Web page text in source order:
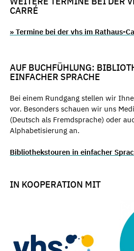
CARRÉ
» Termine bei der vhs im Rathaus-
AUF BUCHFÜHLUNG:
EINFACHER SPRACHE
Bei einem Rundgang stellen wir
vor. Besonders schauen wir uns
(Deutsch als Fremdsprache) oder
Alphabetisierung an.
Bibliothekstouren in einfacher
IN KOOPERATION MIT